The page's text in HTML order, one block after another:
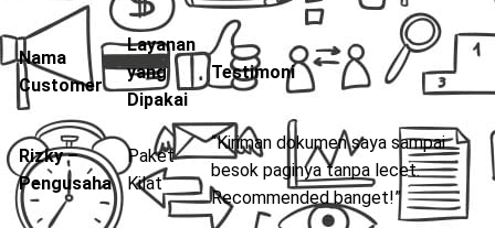
Nama
Customer
Layanan
yang
Dipakai
Testimoni
Rizky –
Pengusaha
Paket
Kilat
“Kiriman dokumen saya sampai
besok paginya tanpa lecet.
Recommended banget!”